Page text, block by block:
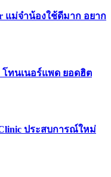
แม่จ๋าน้องใช้ดีมาก อยาก
โทนเนอร์แพด ยอดฮิต
ประสบการณ์ใหม่